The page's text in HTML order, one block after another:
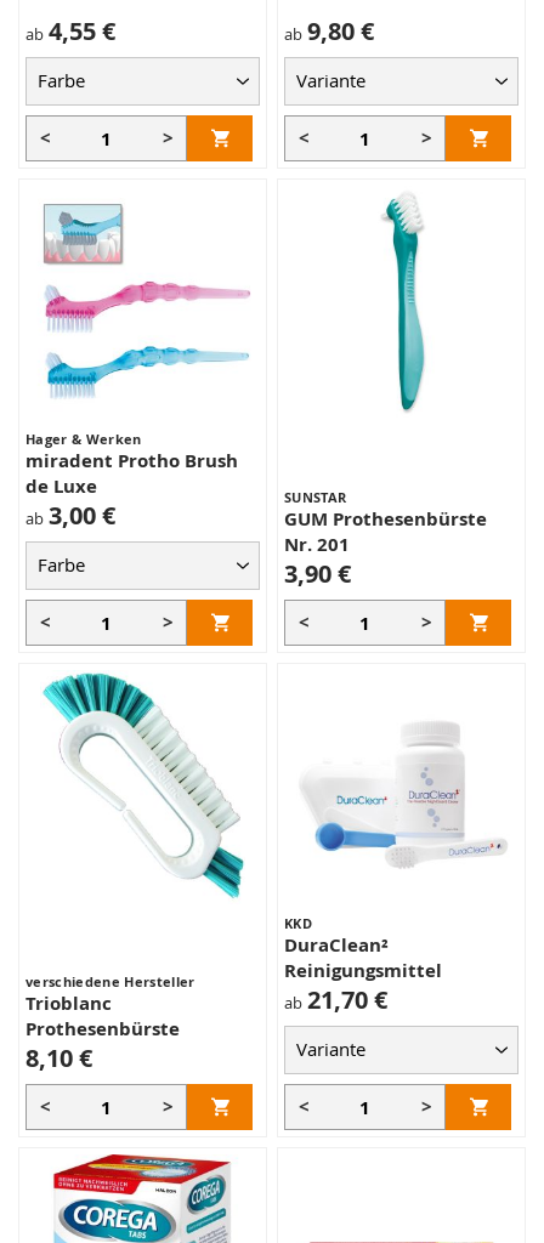
ab 4,55 €
< >
ab 9,80 €
< >
Hager & Werken
miradent Protho Brush
de Luxe
ab 3,00 €
< >
SUNSTAR
GUM Prothesenbürste
Nr. 201
3,90 €
< >
verschiedene Hersteller
Trioblanc
Prothesenbürste
8,10 €
< >
KKD
DuraClean²
Reinigungsmittel
ab 21,70 €
< >